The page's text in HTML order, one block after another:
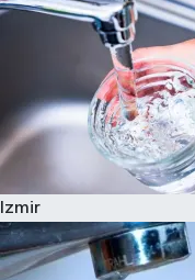
Izmir